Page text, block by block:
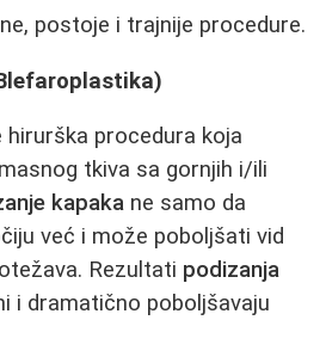
postoje i trajnije procedure.
hirurška procedura koja
tkiva sa gornjih i/ili
kapaka ne samo da
već i može poboljšati vid
Rezultati podizanja
i dramatično poboljšavaju